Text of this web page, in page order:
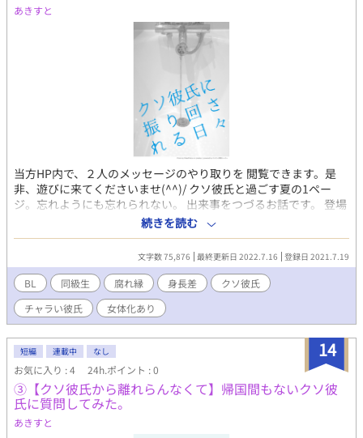
あきすと
当方HP内で、２人のメッセージのやり取りを 閲覧できます。是
非、遊びに来てくださいませ(^^)/ クソ彼氏と過ごす夏の1ペー
ジ。忘れようにも忘れられない。 出来事をつづるお話です。 登場
人物 朔（クソ彼氏） 央未の、彼氏。別れたりくっついたりを し
ているものの、朔の言葉足らずが だいたいの原因。 本人は、まっ
たく別れたという気には なっていなかったらしい。 央未 朔の事
が、ちょっと異常に大好きな 同級生。 中学の頃に、朔に溺れた所
を救われて 確実に恋に落ちた模様。 紆余曲折を経て、３年間の空
白を開けながらも お互いが離れられずに、またつきあいはじめて
しまった。 そんなこんなの、業が深い二人のお話です。
続きを読む
文字数 75,876 最終更新日 2022.7.16 登録日 2021.7.19
BL 同級生 腐れ縁 身長差
クソ彼氏
チャラい彼氏
女体化あり
14
短編 連載中 なし
お気に入り : 4 24h.ポイント : 0
③【クソ彼氏から離れらんなくて】帰国間もないクソ彼
氏に質問してみた。
あきすと